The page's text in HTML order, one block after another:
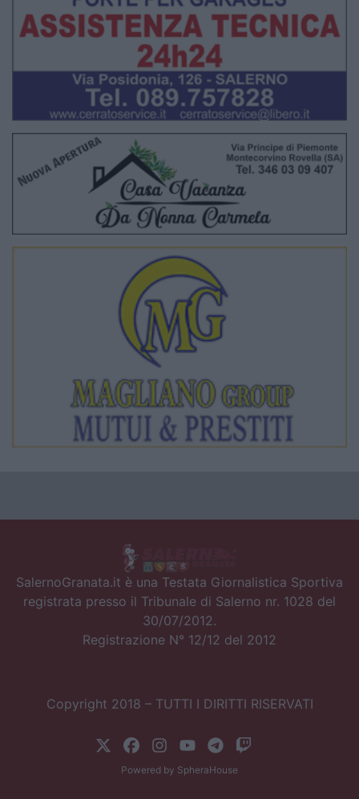
SalernoGranata.it è una Testata Giornalistica Sportiva
registrata presso il Tribunale di Salerno nr. 1028 del
30/07/2012.
Registrazione N° 12/12 del 2012
Copyright 2018 – TUTTI I DIRITTI RISERVATI
Powered by SpheraHouse